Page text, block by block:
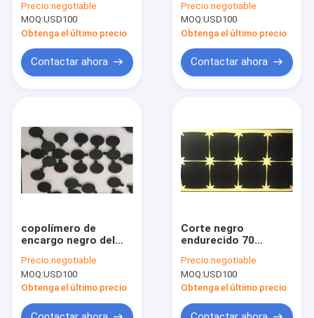
60 grados
difícilmente
alrededor del
amortiguador
Precio:negotiable
MOQ:USD100
Obtenga el último precio
Contactar ahora
certificación de EVA
Foam Tape Material
ROHS
Precio:negotiable
MOQ:USD100
Obtenga el último precio
Contactar ahora
copolímero de
encargo negro del
Foam Sheet Ethylene
Vinyl con la manija
Precio:negotiable
MOQ:USD100
Obtenga el último precio
Corte negro
endurecido 70
Blocks Stearic Acid
para los paquetes del
caso
Precio:negotiable
MOQ:USD100
Obtenga el último precio